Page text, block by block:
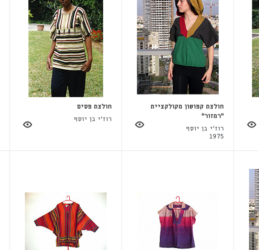
חולצת קפושון מקולקציית
"רמזור"
רוז'י בן יוסף
1975
חולצת פסים
רוז'י בן יוסף